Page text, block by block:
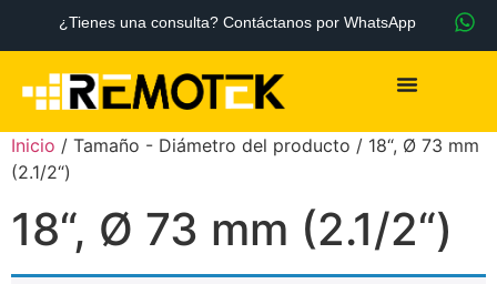
¿Tienes una consulta? Contáctanos por WhatsApp
Inicio / Tamaño - Diámetro del producto / 18“, Ø 73 mm
(2.1/2“)
18“, Ø 73 mm (2.1/2“)